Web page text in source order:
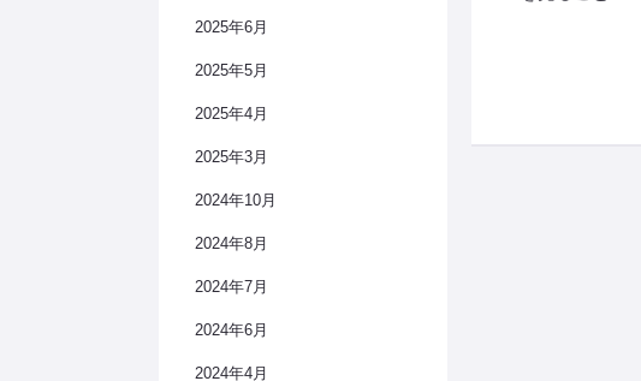
2025年6月
2025年5月
2025年4月
2025年3月
2024年10月
2024年8月
2024年7月
2024年6月
2024年4月